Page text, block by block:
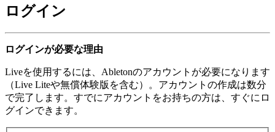
ログイン
ログインが必要な理由
Liveを使用するには、Abletonのアカウントが必要になります
（Live Liteや無償体験版を含む）。アカウントの作成は数分
で完了します。すでにアカウントをお持ちの方は、すぐにロ
グインできます。